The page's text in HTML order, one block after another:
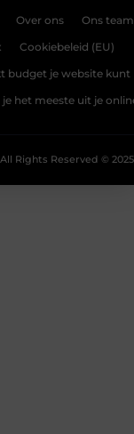
Over ons Ons team
Cookiebeleid (EU)
budget je website kunt
het meeste uit je
All Rights Reserved © 2025